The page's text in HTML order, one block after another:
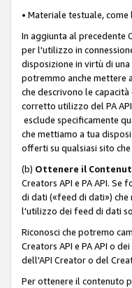
• Materiale testuale,
In aggiunta al precedente
per l'utilizzo in
disposizione in virtù di una
potremmo anche mettere
che descrivono le
corretto utilizzo del PA
esclude specificamente
che mettiamo a tua
offerti su qualsiasi sito
(b) Ottenere il
Creators API e PA API.
di dati («feed di dati»)
l'utilizzo dei feed di dati
Riconosci che potremo
Creators API e PA API o
dell'API Creator o del
Per ottenere il contenuto